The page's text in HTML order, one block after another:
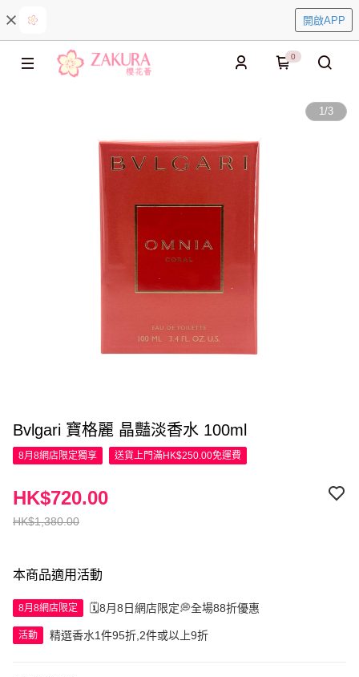
開啟APP
0
1/3
Bvlgari 寶格麗 晶豔淡香水 100ml
8月8網店限定獨享 送貨上門滿HK$250.00免運費
HK$1,380.00
HK$720.00
本商品適用活動
8月8網店限定 🗓️8月8日網店限定💭全場88折優惠
活動 精選香水1件95折,2件或以上9折